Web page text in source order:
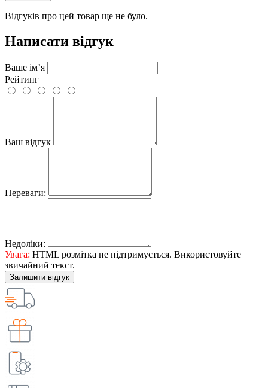
Відгуків про цей товар ще не було.
Написати відгук
Ваше ім’я
Рейтинг
Ваш відгук
Переваги:
Недоліки:
Увага: HTML розмітка не підтримується. Використовуйте
звичайний текст.
Залишити відгук